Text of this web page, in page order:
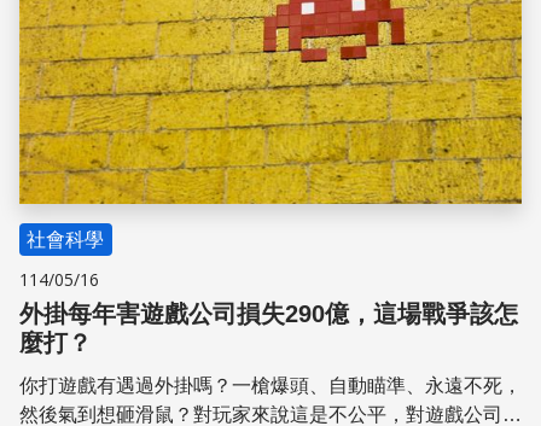
社會科學
114/05/16
外掛每年害遊戲公司損失290億，這場戰爭該怎
麼打？
你打遊戲有遇過外掛嗎？一槍爆頭、自動瞄準、永遠不死，
然後氣到想砸滑鼠？對玩家來說這是不公平，對遊戲公司來